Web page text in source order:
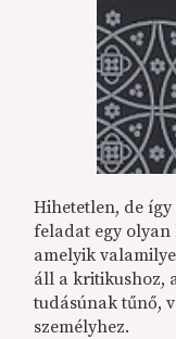
Hihetetlen, de
feladat egy
amelyik
áll a kritikushoz,
tudásúnak tűnő,
személyhez.